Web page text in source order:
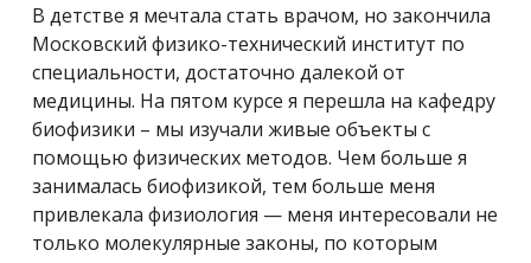
В детстве я мечтала стать врачом, но закончила
Московский физико-технический институт по
специальности, достаточно далекой от
медицины. На пятом курсе я перешла на кафедру
биофизики – мы изучали живые объекты с
помощью физических методов. Чем больше я
занималась биофизикой, тем больше меня
привлекала физиология — меня интересовали не
только молекулярные законы, по которым